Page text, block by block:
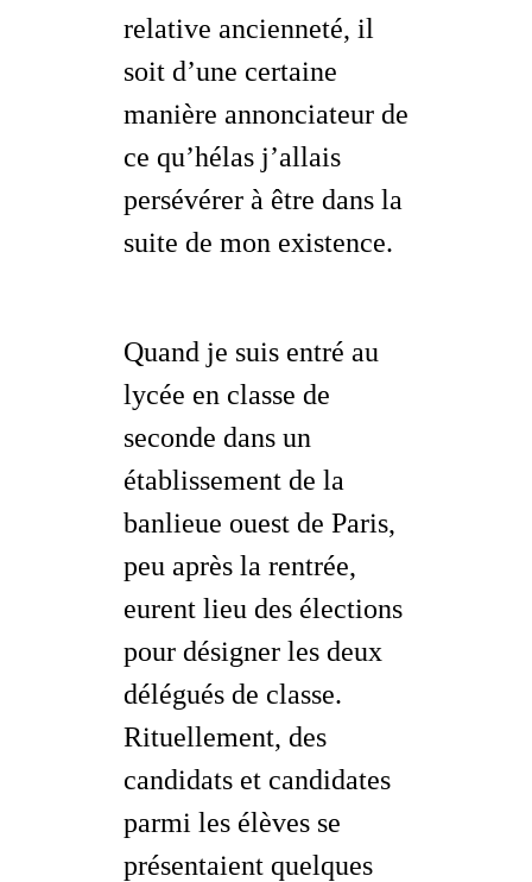
relative ancienneté, il
soit d’une certaine
manière annonciateur de
ce qu’hélas j’allais
persévérer à être dans la
suite de mon existence.
Quand je suis entré au
lycée en classe de
seconde dans un
établissement de la
banlieue ouest de Paris,
peu après la rentrée,
eurent lieu des élections
pour désigner les deux
délégués de classe.
Rituellement, des
candidats et candidates
parmi les élèves se
présentaient quelques